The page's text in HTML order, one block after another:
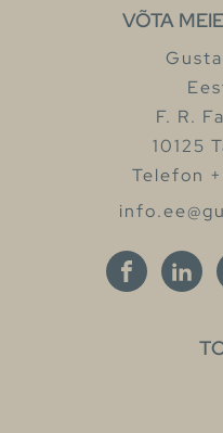
VÕTA
F. R.
10125
Telefon